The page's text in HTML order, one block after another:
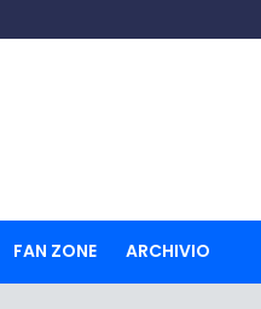
FAN ZONE ARCHIVIO